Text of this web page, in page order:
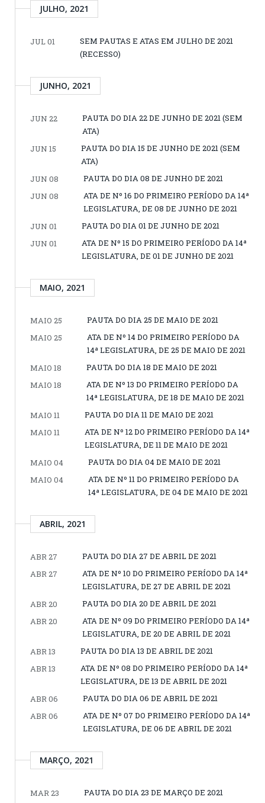
JULHO, 2021
JUL 01
SEM PAUTAS E ATAS EM JULHO DE 2021
(RECESSO)
JUNHO, 2021
JUN 22
PAUTA DO DIA 22 DE JUNHO DE 2021 (SEM
ATA)
JUN 15
PAUTA DO DIA 15 DE JUNHO DE 2021 (SEM
ATA)
JUN 08
PAUTA DO DIA 08 DE JUNHO DE 2021
JUN 08
ATA DE Nº 16 DO PRIMEIRO PERÍODO DA 14ª
LEGISLATURA, DE 08 DE JUNHO DE 2021
JUN 01
PAUTA DO DIA 01 DE JUNHO DE 2021
JUN 01
ATA DE Nº 15 DO PRIMEIRO PERÍODO DA 14ª
LEGISLATURA, DE 01 DE JUNHO DE 2021
MAIO, 2021
MAIO 25
PAUTA DO DIA 25 DE MAIO DE 2021
MAIO 25
ATA DE Nº 14 DO PRIMEIRO PERÍODO DA
14ª LEGISLATURA, DE 25 DE MAIO DE 2021
MAIO 18
PAUTA DO DIA 18 DE MAIO DE 2021
MAIO 18
ATA DE Nº 13 DO PRIMEIRO PERÍODO DA
14ª LEGISLATURA, DE 18 DE MAIO DE 2021
MAIO 11
PAUTA DO DIA 11 DE MAIO DE 2021
MAIO 11
ATA DE Nº 12 DO PRIMEIRO PERÍODO DA 14ª
LEGISLATURA, DE 11 DE MAIO DE 2021
MAIO 04
PAUTA DO DIA 04 DE MAIO DE 2021
MAIO 04
ATA DE Nº 11 DO PRIMEIRO PERÍODO DA
14ª LEGISLATURA, DE 04 DE MAIO DE 2021
ABRIL, 2021
ABR 27
PAUTA DO DIA 27 DE ABRIL DE 2021
ABR 27
ATA DE Nº 10 DO PRIMEIRO PERÍODO DA 14ª
LEGISLATURA, DE 27 DE ABRIL DE 2021
ABR 20
PAUTA DO DIA 20 DE ABRIL DE 2021
ABR 20
ATA DE Nº 09 DO PRIMEIRO PERÍODO DA 14ª
LEGISLATURA, DE 20 DE ABRIL DE 2021
ABR 13
PAUTA DO DIA 13 DE ABRIL DE 2021
ABR 13
ATA DE Nº 08 DO PRIMEIRO PERÍODO DA 14ª
LEGISLATURA, DE 13 DE ABRIL DE 2021
ABR 06
PAUTA DO DIA 06 DE ABRIL DE 2021
ABR 06
ATA DE Nº 07 DO PRIMEIRO PERÍODO DA 14ª
LEGISLATURA, DE 06 DE ABRIL DE 2021
MARÇO, 2021
MAR 23
PAUTA DO DIA 23 DE MARÇO DE 2021